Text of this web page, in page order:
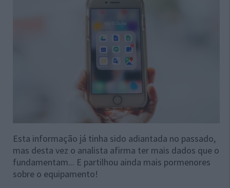
Esta informação já tinha sido adiantada no passado,
mas desta vez o analista afirma ter mais dados que o
fundamentam... E partilhou ainda mais pormenores
sobre o equipamento!